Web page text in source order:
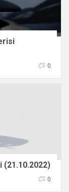
0
0